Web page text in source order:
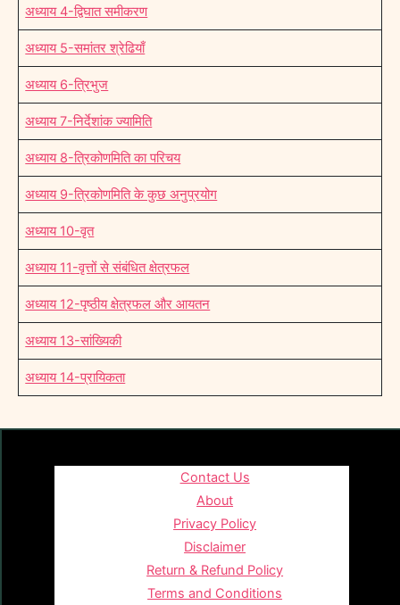
अध्याय 4-द्विघात समीकरण
अध्याय 5-समांतर श्रेढियाँ
अध्याय 6-त्रिभुज
अध्याय 7-निर्देशांक ज्यामिति
अध्याय 8-त्रिकोणमिति का परिचय
अध्याय 9-त्रिकोणमिति के कुछ अनुप्रयोग
अध्याय 10-वृत
अध्याय 11-वृत्तों से संबंधित क्षेत्रफल
अध्याय 12-पृष्ठीय क्षेत्रफल और आयतन
अध्याय 13-सांख्यिकी
अध्याय 14-प्रायिकता
Contact Us
About
Privacy Policy
Disclaimer
Return & Refund Policy
Terms and Conditions